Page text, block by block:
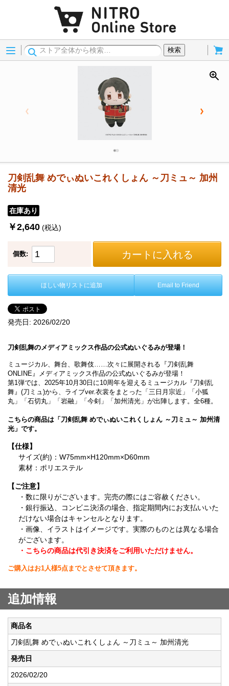
Menu
検索
刀剣乱舞 めでぃぬいこれくしょん ～刀ミュ～ 加州
清光
在庫あり
￥2,640 (税込)
個数: カートに入れる
ほしい物リストに追加 Email to Friend
発売日: 2026/02/20
刀剣乱舞のメディアミックス作品の公式ぬいぐるみが登場！
ミュージカル、舞台、歌舞伎……次々に展開される『刀剣乱舞
ONLINE』メディアミックス作品の公式ぬいぐるみが登場！
第1弾では、2025年10月30日に10周年を迎えるミュージカル『刀剣乱
舞』(刀ミュ)から、ライブver.衣裳をまとった「三日月宗近」「小狐
丸」「石切丸」「岩融」「今剣」「加州清光」が出陣します。全6種。
こちらの商品は「刀剣乱舞 めでぃぬいこれくしょん ～刀ミュ～ 加州清
光」です。
【仕様】
サイズ(約)：W75mm×H120mm×D60mm
素材：ポリエステル
【ご注意】
・数に限りがございます。完売の際にはご容赦ください。
・銀行振込、コンビニ決済の場合、指定期間内にお支払いいた
だけない場合はキャンセルとなります。
・画像、イラストはイメージです。実際のものとは異なる場合
がございます。
・こちらの商品は代引き決済をご利用いただけません。
ご購入はお1人様5点までとさせて頂きます。
追加情報
商品名
刀剣乱舞 めでぃぬいこれくしょん ～刀ミュ～ 加州清光
発売日
2026/02/20